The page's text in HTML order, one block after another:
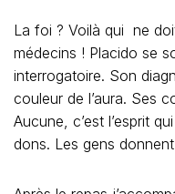
doigts s’enfoncent
forme dans le creux de
derrière ses mains,
une boule de chair
cherche le coton que
propose du papier